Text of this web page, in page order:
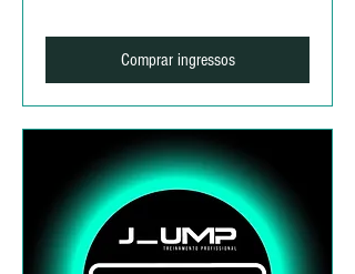
Comprar ingressos